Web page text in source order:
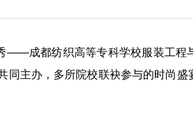
成都纺织高等专科学校服装工程
主办，多所院校联袂参与的时尚